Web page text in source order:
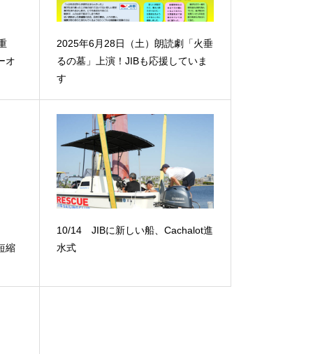
オ
2025年6月28日（土）朗読劇「火垂
るの墓」上演！JIBも応援していま
す
縮
10/14 JIBに新しい船、Cachalot進
水式